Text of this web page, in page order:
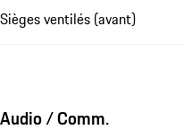
Sièges ventilés (avant)
Audio / Comm.